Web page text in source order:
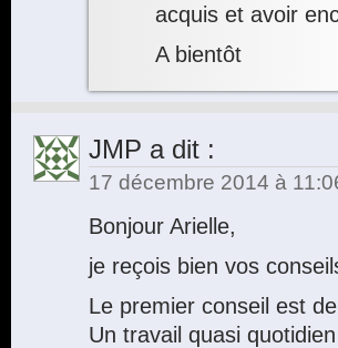
acquis et avoir
A bientôt
JMP a dit :
17 décembre 2014 à
Bonjour Arielle,
je reçois bien vos
Le premier conseil est
Un travail quasi